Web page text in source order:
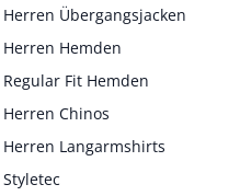
Herren Übergangsjacken
Herren Hemden
Regular Fit Hemden
Herren Chinos
Herren Langarmshirts
Styletec